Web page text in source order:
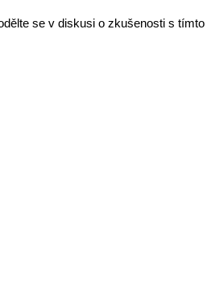
se v diskusi o zkušenosti s